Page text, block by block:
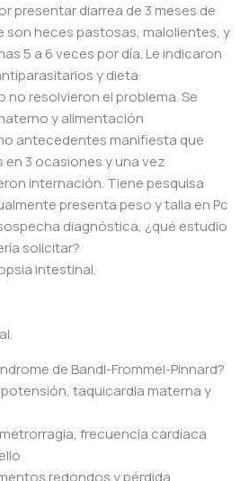
presentar diarrea de 3 meses de
son heces pastosas, malolientes, y
5 a 6 veces por día. Le indicaron
y dieta
resolvieron el problema. Se
y alimentación
antecedentes manifiesta que
3 ocasiones y una vez
internación. Tiene pesquisa
presenta peso y talla en Pc
diagnóstica, ¿qué estudio
solicitar?
intestinal.
de Bandl-Frommel-Pinnard?
taquicardia materna y
frecuencia cardíaca
redondos y pérdida